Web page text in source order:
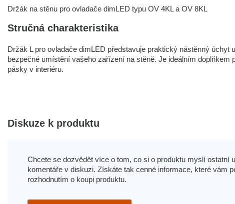
Držák na stěnu pro ovladače dimLED typu OV 4KL a OV 8KL
Stručná charakteristika
Držák L pro ovladače dimLED představuje praktický nástěnný
bezpečné umístění vašeho zařízení na stěně. Je ideálním
pásky v interiéru.
Diskuze k produktu
Chcete se dozvědět více o tom, co si o produktu myslí ostatní
komentáře v diskuzi. Získáte tak cenné informace, které vám
rozhodnutím o koupi produktu.